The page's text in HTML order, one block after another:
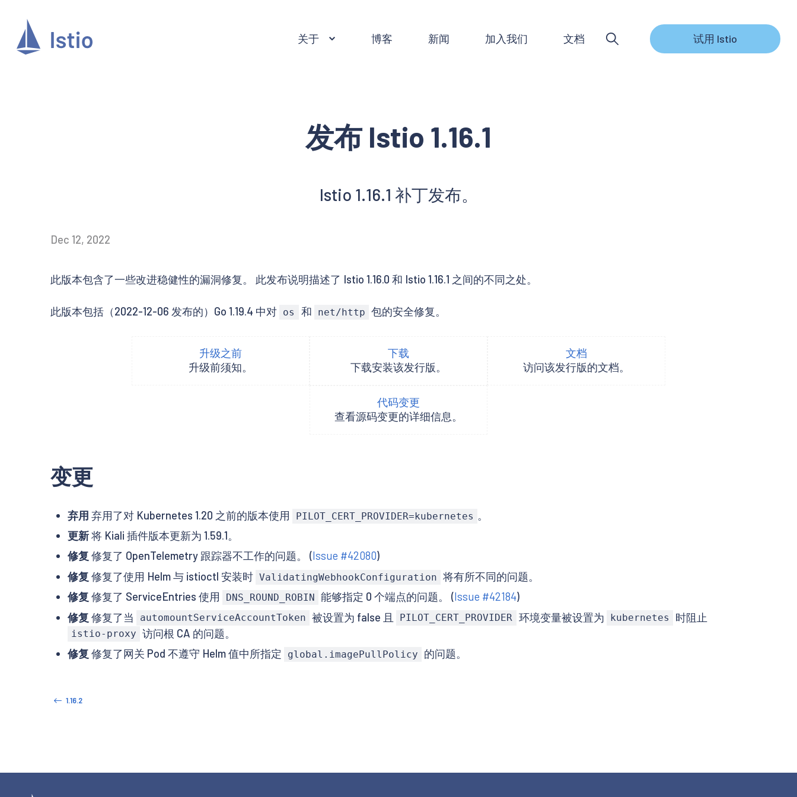
关于 博客 新闻 加入我们 文档 试用 Istio
发布 Istio 1.16.1
Istio 1.16.1 补丁发布。
Dec 12, 2022
此版本包含了一些改进稳健性的漏洞修复。 此发布说明描述了 Istio 1.16.0 和 Istio 1.16.1 之间的不同之处。
此版本包括（2022-12-06 发布的）Go 1.19.4 中对 os 和 net/http 包的安全修复。
升级之前
升级前须知。
下载
下载安装该发行版。
文档
访问该发行版的文档。
代码变更
查看源码变更的详细信息。
变更
弃用 弃用了对 Kubernetes 1.20 之前的版本使用 PILOT_CERT_PROVIDER=kubernetes 。
更新将 Kiali 插件版本更新为 1.59.1。
修复 修复了 OpenTelemetry 跟踪器不工作的问题。 (Issue #42080)
修复 修复了使用 Helm 与 istioctl 安装时 ValidatingWebhookConfiguration 将有所不同的问题。
修复 修复了 ServiceEntries 使用 DNS_ROUND_ROBIN 能够指定 0 个端点的问题。 (Issue #42184)
修复 修复了当 automountServiceAccountToken 被设置为 false 且 PILOT_CERT_PROVIDER 环境变量被设置为 kubernetes 时阻止
istio-proxy 访问根 CA 的问题。
修复 修复了网关 Pod 不遵守 Helm 值中所指定 global.imagePullPolicy 的问题。
1.16.2